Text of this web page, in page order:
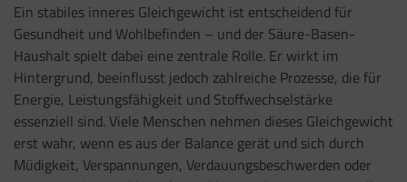
Ein stabiles inneres Gleichgewicht ist entscheidend für
Gesundheit und Wohlbefinden – und der Säure-Basen-
Haushalt spielt dabei eine zentrale Rolle. Er wirkt im
Hintergrund, beeinflusst jedoch zahlreiche Prozesse, die für
Energie, Leistungsfähigkeit und Stoffwechselstärke
essenziell sind. Viele Menschen nehmen dieses Gleichgewicht
erst wahr, wenn es aus der Balance gerät und sich durch
Müdigkeit, Verspannungen, Verdauungsbeschwerden oder